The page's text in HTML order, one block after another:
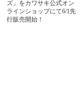
ズ」をカワサキ公式オン
ラインショップにて6/1先
行販売開始！